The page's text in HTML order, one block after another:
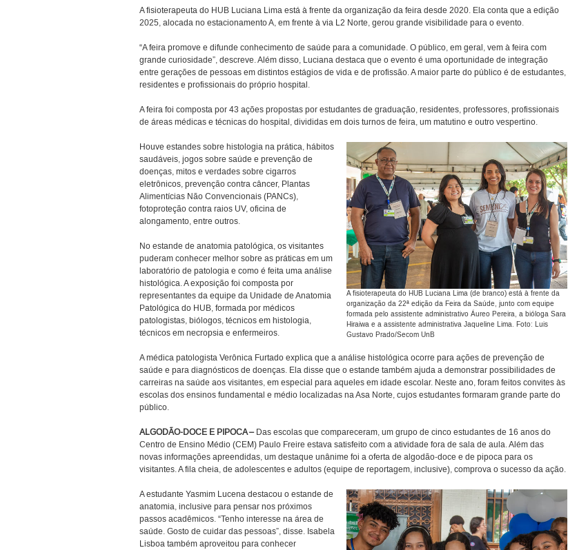
A fisioterapeuta do HUB Luciana Lima está à frente da organização da feira desde 2020. Ela conta que a edição
2025, alocada no estacionamento A, em frente à via L2 Norte, gerou grande visibilidade para o evento.
“A feira promove e difunde conhecimento de saúde para a comunidade. O público, em geral, vem à feira com
grande curiosidade”, descreve. Além disso, Luciana destaca que o evento é uma oportunidade de integração
entre gerações de pessoas em distintos estágios de vida e de profissão. A maior parte do público é de estudantes,
residentes e profissionais do próprio hospital.
A feira foi composta por 43 ações propostas por estudantes de graduação, residentes, professores, profissionais
de áreas médicas e técnicas do hospital, divididas em dois turnos de feira, um matutino e outro vespertino.
A fisioterapeuta do HUB Luciana Lima (de branco) está à frente da
organização da 22ª edição da Feira da Saúde, junto com equipe
formada pelo assistente administrativo Áureo Pereira, a bióloga Sara
Hiraiwa e a assistente administrativa Jaqueline Lima. Foto: Luis
Gustavo Prado/Secom UnB
Houve estandes sobre histologia na prática, hábitos
saudáveis, jogos sobre saúde e prevenção de
doenças, mitos e verdades sobre cigarros
eletrônicos, prevenção contra câncer, Plantas
Alimentícias Não Convencionais (PANCs),
fotoproteção contra raios UV, oficina de
alongamento, entre outros.
No estande de anatomia patológica, os visitantes
puderam conhecer melhor sobre as práticas em um
laboratório de patologia e como é feita uma análise
histológica. A exposição foi composta por
representantes da equipe da Unidade de Anatomia
Patológica do HUB, formada por médicos
patologistas, biólogos, técnicos em histologia,
técnicos em necropsia e enfermeiros.
A médica patologista Verônica Furtado explica que a análise histológica ocorre para ações de prevenção de
saúde e para diagnósticos de doenças. Ela disse que o estande também ajuda a demonstrar possibilidades de
carreiras na saúde aos visitantes, em especial para aqueles em idade escolar. Neste ano, foram feitos convites às
escolas dos ensinos fundamental e médio localizadas na Asa Norte, cujos estudantes formaram grande parte do
público.
ALGODÃO-DOCE E PIPOCA –Das escolas que compareceram, um grupo de cinco estudantes de 16 anos do
Centro de Ensino Médio (CEM) Paulo Freire estava satisfeito com a atividade fora de sala de aula. Além das
novas informações apreendidas, um destaque unânime foi a oferta de algodão-doce e de pipoca para os
visitantes. A fila cheia, de adolescentes e adultos (equipe de reportagem, inclusive), comprova o sucesso da ação.
A estudante Yasmim Lucena destacou o estande de
anatomia, inclusive para pensar nos próximos
passos acadêmicos. “Tenho interesse na área de
saúde. Gosto de cuidar das pessoas”, disse. Isabela
Lisboa também aproveitou para conhecer